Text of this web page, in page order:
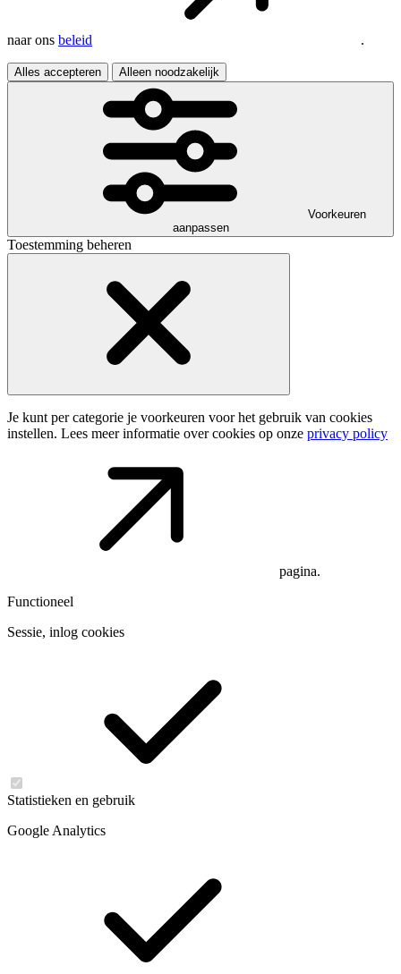
naar ons beleid .
Alles accepteren Alleen noodzakelijk
Voorkeuren
aanpassen
Toestemming beheren
Je kunt per categorie je voorkeuren voor het gebruik van cookies
instellen. Lees meer informatie over cookies op onze privacy policy
pagina.
Functioneel
Sessie, inlog cookies
Statistieken en gebruik
Google Analytics